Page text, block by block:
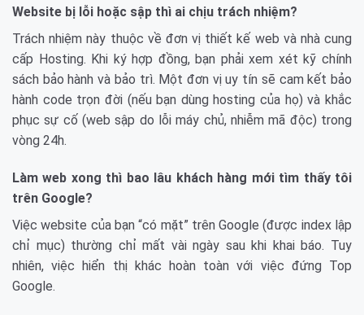
Website bị lỗi hoặc sập thì ai chịu trách nhiệm?
Trách nhiệm này thuộc về đơn vị thiết kế web và nhà cung
cấp Hosting. Khi ký hợp đồng, bạn phải xem xét kỹ chính
sách bảo hành và bảo trì. Một đơn vị uy tín sẽ cam kết bảo
hành code trọn đời (nếu bạn dùng hosting của họ) và khắc
phục sự cố (web sập do lỗi máy chủ, nhiễm mã độc) trong
vòng 24h.
Làm web xong thì bao lâu khách hàng mới tìm thấy tôi
trên Google?
Việc website của bạn “có mặt” trên Google (được index lập
chỉ mục) thường chỉ mất vài ngày sau khi khai báo. Tuy
nhiên, việc hiển thị khác hoàn toàn với việc đứng Top
Google.